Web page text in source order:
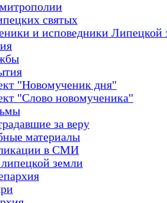
святых
и исповедники Липецкой
"Новомученик дня"
"Слово новомученика"
за веру
материалы
в СМИ
земли